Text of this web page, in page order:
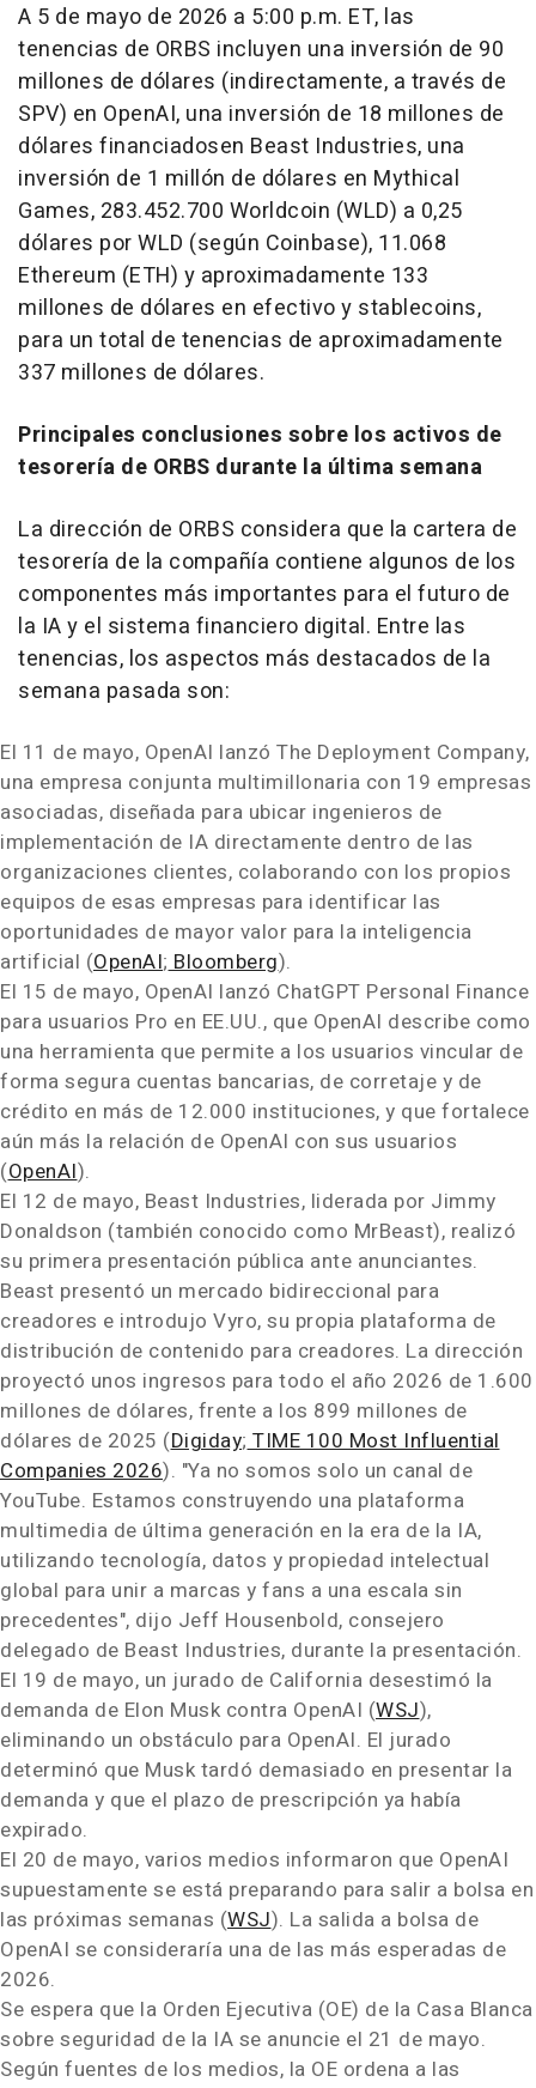
A 5 de mayo de 2026 a 5:00 p.m. ET, las
tenencias de ORBS incluyen una inversión de 90
millones de dólares (indirectamente, a través de
SPV) en OpenAI, una inversión de 18 millones de
dólares financiadosen Beast Industries, una
inversión de 1 millón de dólares en Mythical
Games, 283.452.700 Worldcoin (WLD) a 0,25
dólares por WLD (según Coinbase), 11.068
Ethereum (ETH) y aproximadamente 133
millones de dólares en efectivo y stablecoins,
para un total de tenencias de aproximadamente
337 millones de dólares.
Principales conclusiones sobre los activos de
tesorería de ORBS durante la última semana
La dirección de ORBS considera que la cartera de
tesorería de la compañía contiene algunos de los
componentes más importantes para el futuro de
la IA y el sistema financiero digital. Entre las
tenencias, los aspectos más destacados de la
semana pasada son:
El 11 de mayo, OpenAI lanzó The Deployment Company,
una empresa conjunta multimillonaria con 19 empresas
asociadas, diseñada para ubicar ingenieros de
implementación de IA directamente dentro de las
organizaciones clientes, colaborando con los propios
equipos de esas empresas para identificar las
oportunidades de mayor valor para la inteligencia
artificial (OpenAI;Bloomberg).
El 15 de mayo, OpenAI lanzó ChatGPT Personal Finance
para usuarios Pro en EE.UU., que OpenAI describe como
una herramienta que permite a los usuarios vincular de
forma segura cuentas bancarias, de corretaje y de
crédito en más de 12.000 instituciones, y que fortalece
aún más la relación de OpenAI con sus usuarios
(OpenAI).
El 12 de mayo, Beast Industries, liderada por Jimmy
Donaldson (también conocido como MrBeast), realizó
su primera presentación pública ante anunciantes.
Beast presentó un mercado bidireccional para
creadores e introdujo Vyro, su propia plataforma de
distribución de contenido para creadores. La dirección
proyectó unos ingresos para todo el año 2026 de 1.600
millones de dólares, frente a los 899 millones de
dólares de 2025 (Digiday;TIME 100 Most Influential
Companies 2026). "Ya no somos solo un canal de
YouTube. Estamos construyendo una plataforma
multimedia de última generación en la era de la IA,
utilizando tecnología, datos y propiedad intelectual
global para unir a marcas y fans a una escala sin
precedentes", dijo Jeff Housenbold, consejero
delegado de Beast Industries, durante la presentación.
El 19 de mayo, un jurado de California desestimó la
demanda de Elon Musk contra OpenAI (WSJ),
eliminando un obstáculo para OpenAI. El jurado
determinó que Musk tardó demasiado en presentar la
demanda y que el plazo de prescripción ya había
expirado.
El 20 de mayo, varios medios informaron que OpenAI
supuestamente se está preparando para salir a bolsa en
las próximas semanas (WSJ). La salida a bolsa de
OpenAI se consideraría una de las más esperadas de
2026.
Se espera que la Orden Ejecutiva (OE) de la Casa Blanca
sobre seguridad de la IA se anuncie el 21 de mayo.
Según fuentes de los medios, la OE ordena a las